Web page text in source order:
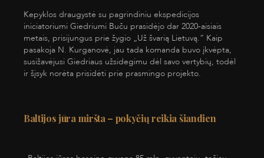
Kepyklos draugystė su pagrindiniu ekspedicijos
iniciatoriumi Giedriumi Buču prasidėjo dar 2020-aisiais
metais, prisijungus prie žygio „Už švarią Lietuvą.“ Kaip
pasakoja N. Kurganovė, jau tada komanda buvo įkvėpta,
susižavėjusi Giedriaus užsidegimu dėl savo vertybių, todėl
ir šįsyk norėta prisidėti prie prasmingo projekto.
Baltijos jūra miršta – pokyčių reikia šiandien